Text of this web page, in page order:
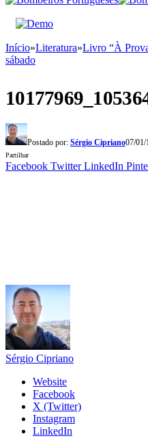
Início»Literatura»Livro “À
sábado
Postado por: Sérgio Cipriano07/01/
Partilhar
Facebook Twitter LinkedIn
Sérgio Cipriano
Website
Facebook
X (Twitter)
Instagram
LinkedIn